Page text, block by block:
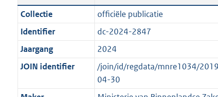
c
a
t
i
e
n
t
e
:
4
K
i
c
a
t
i
i
t
t
e
:
o
b
a
n
d
g
r
o
Collectie
officiële publicatie
Identifier
dc-2024-2847
Jaargang
2024
JOIN identifier
/join/id/regdata/mnre1034/
04-30